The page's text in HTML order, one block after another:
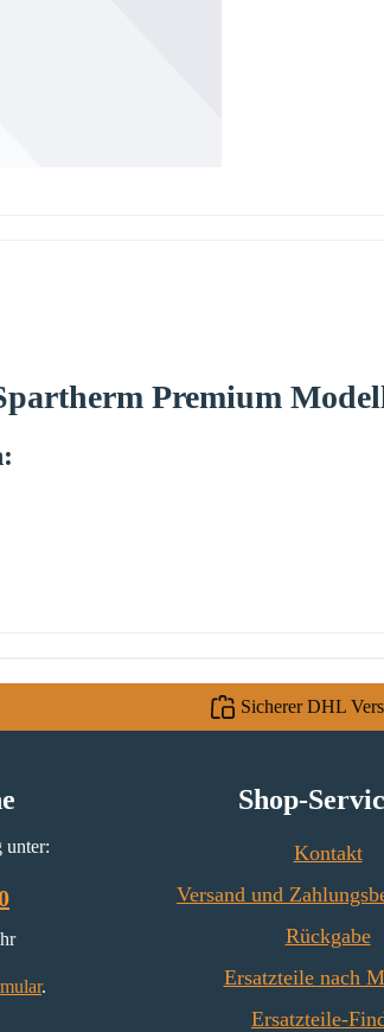
Premium
Sicherer DHL
unter:
.
Shop-
Kontakt
Versand und
Rückgabe
Ersatzteile nach
Ersatzteile-